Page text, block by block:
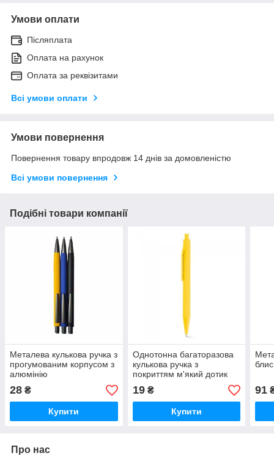
Умови оплати
Післяплата
Оплата на рахунок
Оплата за реквізитами
Всі умови оплати
Умови повернення
Повернення товару впродовж 14 днів за домовленістю
Всі умови повернення
Подібні товари компанії
Металева кулькова ручка з
прогумованим корпусом з
алюмінію
28 ₴
Купити
Однотонна багаторазова
кулькова ручка з
покриттям м'який дотик
19₴
Купити
91
Про нас